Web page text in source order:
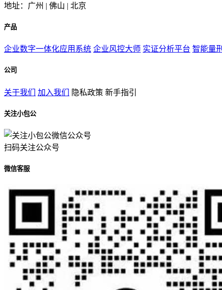
地址：广州 | 佛山 | 北京
产品
企业数字一体化应用系统 企业风控大师 实证分析平台 智能量
公司
关于我们 加入我们 隐私政策 新手指引
关注小包公
扫码关注公众号
微信客服